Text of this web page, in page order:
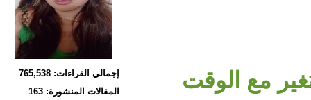
مع الوقت
إجمالي القراءات: 765,538
المقالات المنشورة: 163